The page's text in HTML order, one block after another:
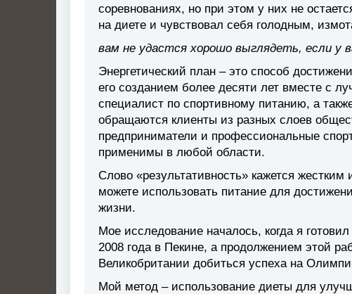
соревнованиях, но при этом у них не
на диете и чувствовал себя голодным,
вам не удастся хорошо выглядеть, если у
Энергетический план – это способ
его созданием более десяти лет вместе с
специалист по спортивному питанию, а
обращаются клиенты из разных слоев
предприниматели и профессиональные
применимы в любой области.
Слово «результативность» кажется
можете использовать питание для
жизни.
Мое исследование началось, когда я
2008 года в Пекине, а продолжением этой
Великобритании добиться успеха на
Мой метод – использование диеты для